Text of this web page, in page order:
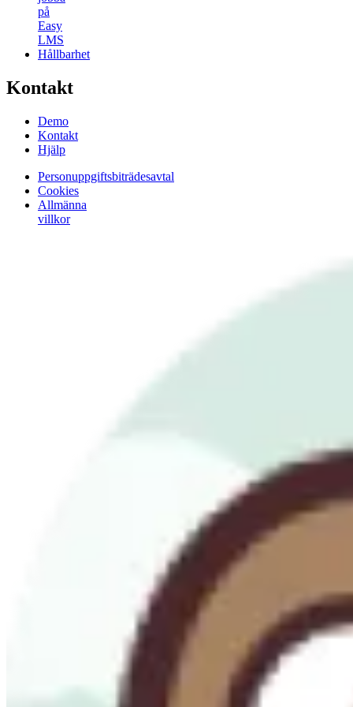
på
Easy
LMS
Hållbarhet
Kontakt
Demo
Kontakt
Hjälp
Personuppgiftsbiträdesavtal
Cookies
Allmänna
villkor